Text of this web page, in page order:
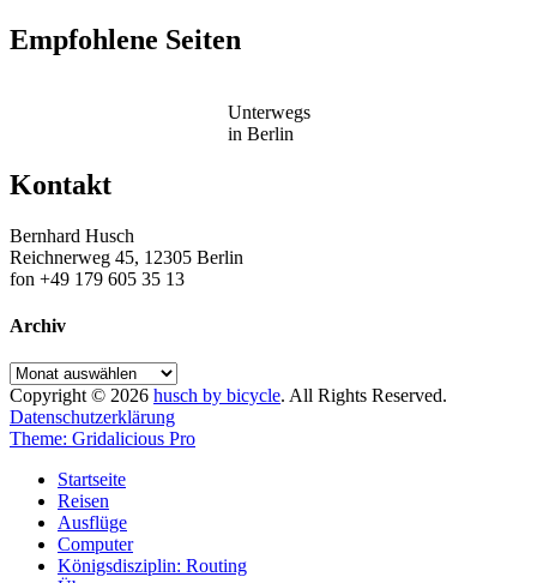
Empfohlene Seiten
Unterwegs
in Berlin
Kontakt
Bernhard Husch
Reichnerweg 45, 12305 Berlin
fon +49 179 605 35 13
Archiv
Archiv
Copyright © 2026 husch by bicycle. All Rights Reserved.
Datenschutzerklärung
Theme: Gridalicious Pro
Startseite
Reisen
Ausflüge
Computer
Königsdisziplin: Routing